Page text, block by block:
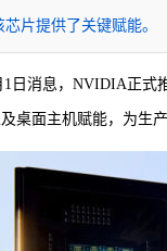
片提供了关键赋能。
1日消息，NVIDIA正式
桌面主机赋能，为生